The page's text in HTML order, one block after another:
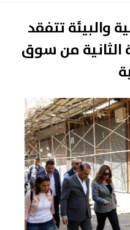
والبيئة تتفقد
الثانية من سوق